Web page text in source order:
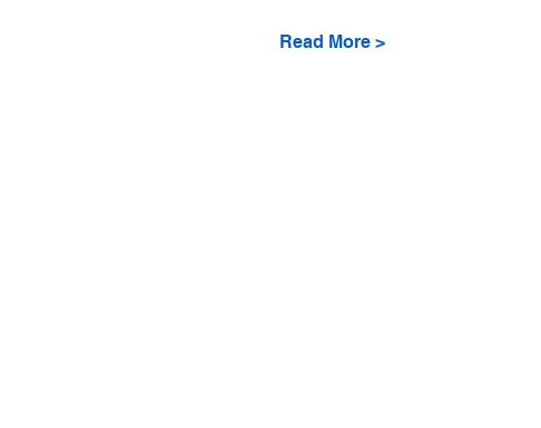
Read More >